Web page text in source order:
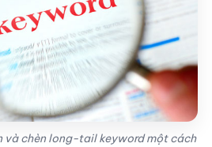
và chèn long-tail keyword một cách